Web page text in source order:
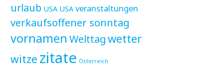
urlaub USA USA veranstaltungen
verkaufsoffener sonntag
vornamen Welttagwetter
witze zitate Österreich